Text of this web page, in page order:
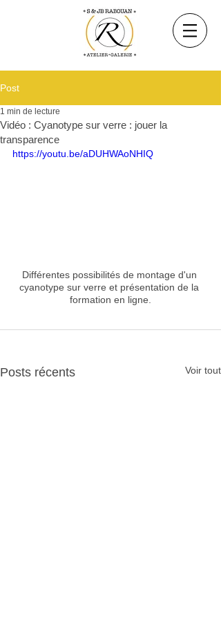
Post
Vidéo : Cyanotype sur verre : jouer la
transparence
1 min de lecture
https://youtu.be/aDUHWAoNHIQ
Différentes possibilités de montage d'un
cyanotype sur verre et présentation de la
formation en ligne.
Posts récents Voir tout